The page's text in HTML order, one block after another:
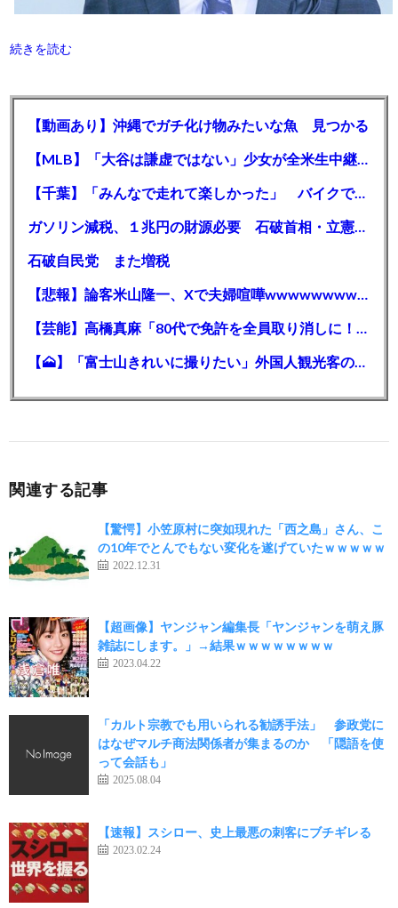
続きを読む
【動画あり】沖縄でガチ化け物みたいな魚 見つかる
【MLB】「大谷は謙虚ではない」少女が全米生中継で突然の大谷翔平批判 サイン無視された過去明かす
【千葉】「みんなで走れて楽しかった」 バイクでバースデー集団暴走 男女５７人を書類送検 SNSで参加者募る
ガソリン減税、１兆円の財源必要 石破首相・立憲野田氏「財源は死に物狂いで確保しなければならない」「本当に死に物狂いで」
石破自民党 また増税
【悲報】論客米山隆一、Xで夫婦喧嘩wwwwwwwwwwww
【芸能】高橋真麻「80代で免許を全員取り消しに！」 高齢ドライバーの事故問題で、高齢者の運転免許取り消し法を提案
【🗻】「富士山きれいに撮りたい」外国人観光客のレンタカー事故が急増…「ハンドルが逆で慣れず」、道の狭さも
関連する記事
【驚愕】小笠原村に突如現れた「西之島」さん、こ
の10年でとんでもない変化を遂げていたｗｗｗｗｗ
2022.12.31
【超画像】ヤンジャン編集長「ヤンジャンを萌え豚
雑誌にします。」→結果ｗｗｗｗｗｗｗｗ
2023.04.22
「カルト宗教でも用いられる勧誘手法」 参政党に
はなぜマルチ商法関係者が集まるのか 「隠語を使
って会話も」
2025.08.04
【速報】スシロー、史上最悪の刺客にブチギレる
2023.02.24